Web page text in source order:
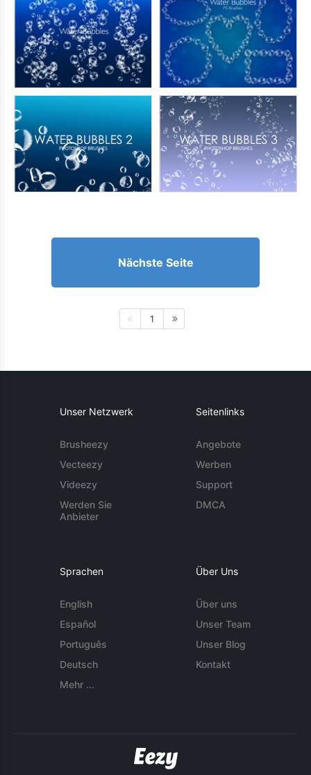
Nächste Seite
1
Unser Netzwerk
Brusheezy
Vecteezy
Videezy
Werden Sie
Anbieter
Seitenlinks
Angebote
Werben
Support
DMCA
Sprachen
English
Español
Português
Deutsch
Mehr ...
Über Uns
Über uns
Unser Team
Unser Blog
Kontakt